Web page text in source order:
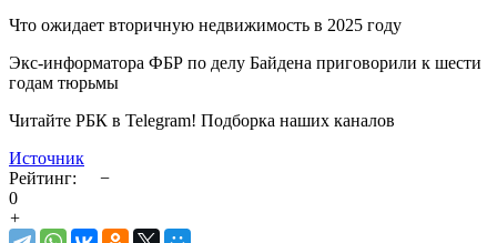
Что ожидает вторичную недвижимость в 2025 году
Экс-информатора ФБР по делу Байдена приговорили к шести
годам тюрьмы
Читайте РБК в Telegram! Подборка наших каналов
Источник
Рейтинг: −
0
+